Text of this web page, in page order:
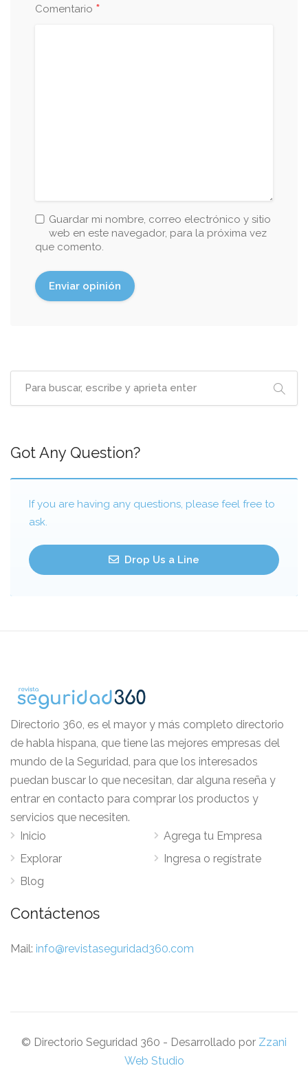
Comentario *
Guardar mi nombre, correo electrónico y sitio
web en este navegador, para la próxima vez
que comento.
Got Any Question?
If you are having any questions, please feel free to
ask.
Drop Us a Line
Directorio 360, es el mayor y más completo directorio
de habla hispana, que tiene las mejores empresas del
mundo de la Seguridad, para que los interesados
puedan buscar lo que necesitan, dar alguna reseña y
entrar en contacto para comprar los productos y
servicios que necesiten.
Inicio
Explorar
Blog
Agrega tu Empresa
Ingresa o regístrate
Contáctenos
Mail: info@revistaseguridad360.com
© Directorio Seguridad 360 - Desarrollado por Zzani
Web Studio